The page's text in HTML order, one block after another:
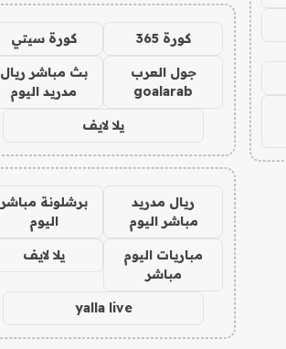
كورة 365 كورة سيتي
جول العرب
goalarab
بث مباشر ريال
مدريد اليوم
يلا لايف
ريال مدريد
مباشر اليوم
برشلونة مباشر
اليوم
مباريات اليوم
مباشر
يلا لايف
yalla live